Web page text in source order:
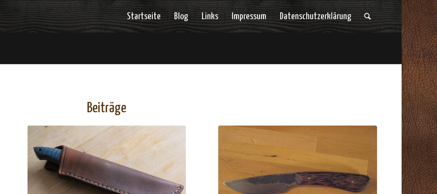
Startseite Blog Links Impressum Datenschutzerklärung
Beiträge